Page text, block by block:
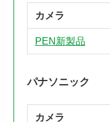
カメラ
PEN新製品
パナソニック
カメラ